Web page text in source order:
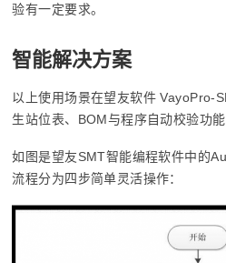
验有一定要求。
智能解决方案
以上使用场景在望友软件 VayoPro-
生站位表、BOM与程序自动校验功能
如图是望友SMT智能编程软件中的
流程分为四步简单灵活操作：